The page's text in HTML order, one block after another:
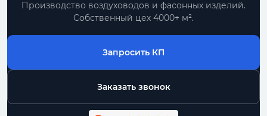
Производство воздуховодов и фасонных изделий.
Собственный цех 4000+ м².
Запросить КП
Заказать звонок